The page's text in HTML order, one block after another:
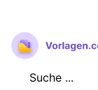
Zum
Inhalt
springen